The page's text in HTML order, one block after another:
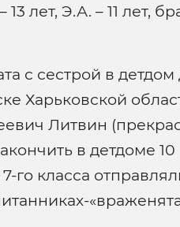
лет, Э.А. – 11 лет,
с сестрой в детдом
Харьковской
Литвин
в детдоме 10
го класса